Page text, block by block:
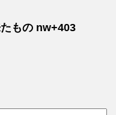
もの nw+403